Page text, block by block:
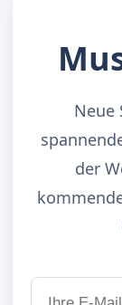
Neue
der